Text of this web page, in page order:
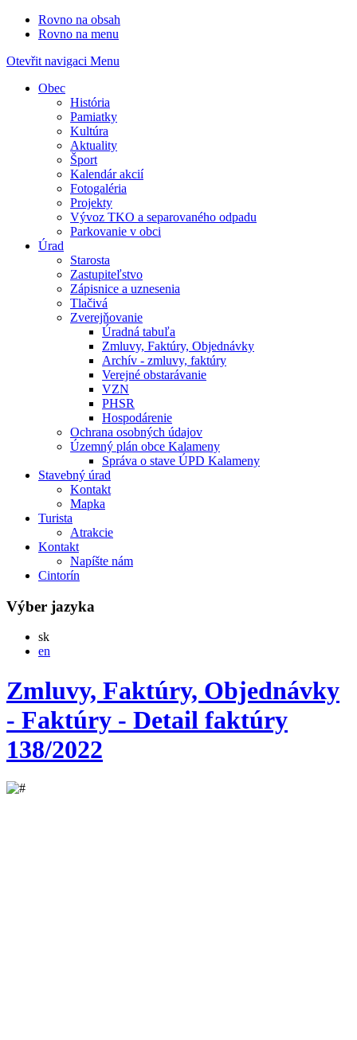
Rovno na obsah
Rovno na menu
Otevřit navigaci Menu
Obec
História
Pamiatky
Kultúra
Aktuality
Šport
Kalendár akcií
Fotogaléria
Projekty
Vývoz TKO a separovaného odpadu
Parkovanie v obci
Úrad
Starosta
Zastupiteľstvo
Zápisnice a uznesenia
Tlačivá
Zverejňovanie
Úradná tabuľa
Zmluvy, Faktúry, Objednávky
Archív - zmluvy, faktúry
Verejné obstarávanie
VZN
PHSR
Hospodárenie
Ochrana osobných údajov
Územný plán obce Kalameny
Správa o stave ÚPD Kalameny
Stavebný úrad
Kontakt
Mapka
Turista
Atrakcie
Kontakt
Napíšte nám
Cintorín
Výber jazyka
skSlovensky
en
Zmluvy, Faktúry, Objednávky
- Faktúry - Detail faktúry
138/2022